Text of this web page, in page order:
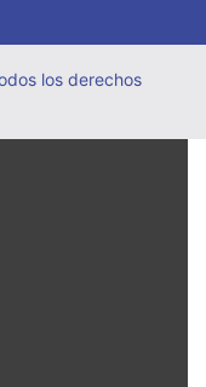
los derechos